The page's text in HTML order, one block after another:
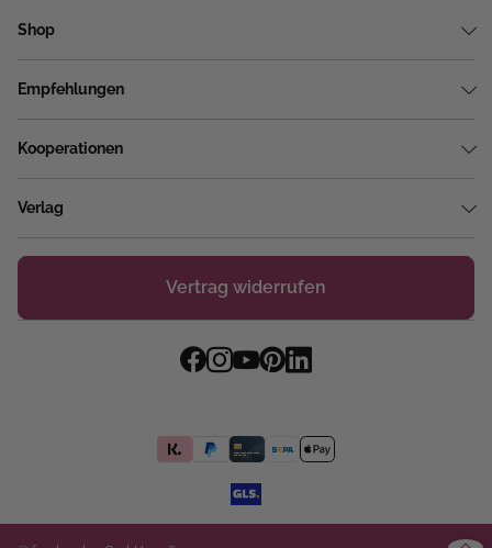
Shop
Empfehlungen
Kooperationen
Verlag
Vertrag widerrufen